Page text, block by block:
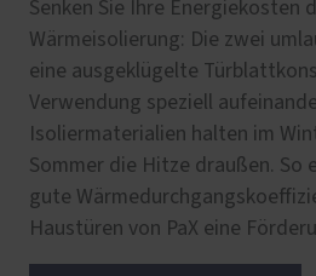
Senken Sie Ihre Energiekosten
Wärmeisolierung: Die zwei
eine ausgeklügelte
Verwendung speziell
Isoliermaterialien halten im
Sommer die Hitze draußen. So
gute
Haustüren von PaX eine